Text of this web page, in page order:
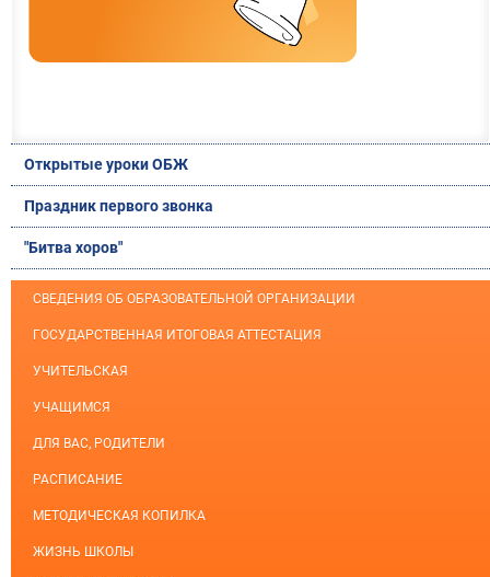
Открытые уроки ОБЖ
Праздник первого звонка
"Битва хоров"
СВЕДЕНИЯ ОБ ОБРАЗОВАТЕЛЬНОЙ ОРГАНИЗАЦИИ
ГОСУДАРСТВЕННАЯ ИТОГОВАЯ АТТЕСТАЦИЯ
УЧИТЕЛЬСКАЯ
УЧАЩИМСЯ
ДЛЯ ВАС, РОДИТЕЛИ
РАСПИСАНИЕ
МЕТОДИЧЕСКАЯ КОПИЛКА
ЖИЗНЬ ШКОЛЫ